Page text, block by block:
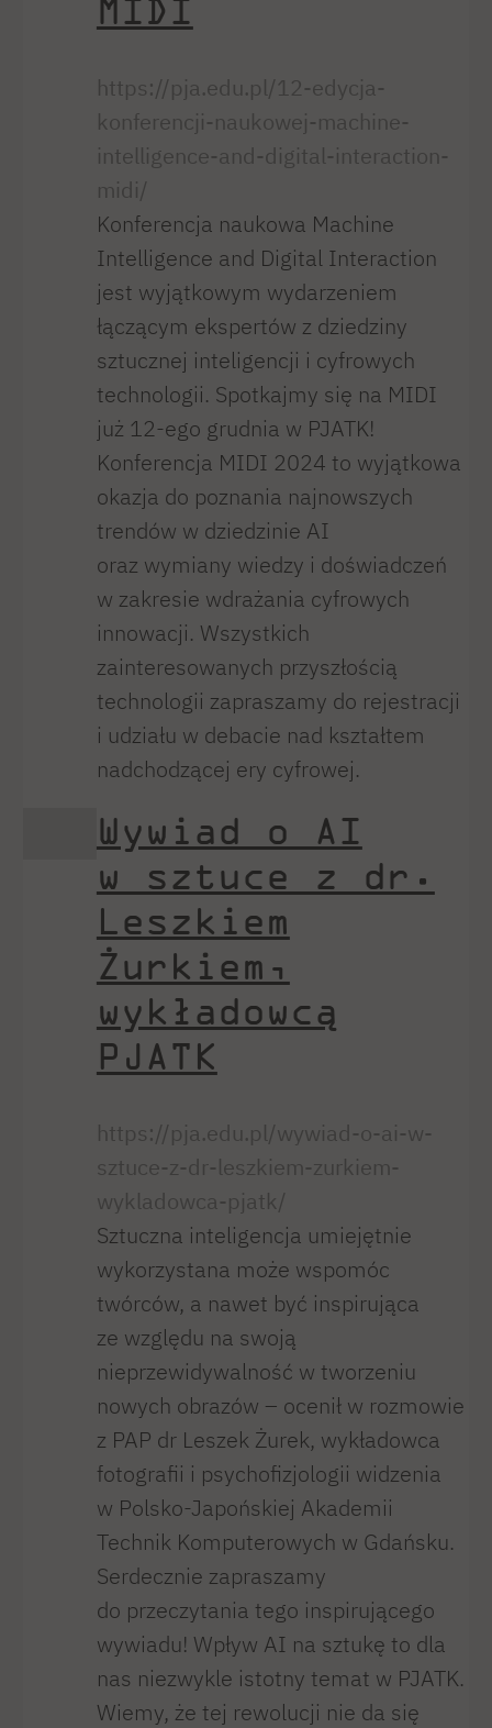
MIDI
https://pja.edu.pl/12-edycja-
konferencji-naukowej-machine-
intelligence-and-digital-interaction-
midi/
Konferencja naukowa Machine
Intelligence and Digital Interaction
jest wyjątkowym wydarzeniem
łączącym ekspertów z dziedziny
sztucznej inteligencji i cyfrowych
technologii. Spotkajmy się na MIDI
już 12-ego grudnia w PJATK!
Konferencja MIDI 2024 to wyjątkowa
okazja do poznania najnowszych
trendów w dziedzinie AI
oraz wymiany wiedzy i doświadczeń
w zakresie wdrażania cyfrowych
innowacji. Wszystkich
zainteresowanych przyszłością
technologii zapraszamy do rejestracji
i udziału w debacie nad kształtem
nadchodzącej ery cyfrowej.
Wywiad o AI
w sztuce z dr.
Leszkiem
Żurkiem,
wykładowcą
PJATK
https://pja.edu.pl/wywiad-o-ai-w-
sztuce-z-dr-leszkiem-zurkiem-
wykladowca-pjatk/
Sztuczna inteligencja umiejętnie
wykorzystana może wspomóc
twórców, a nawet być inspirująca
ze względu na swoją
nieprzewidywalność w tworzeniu
nowych obrazów – ocenił w rozmowie
z PAP dr Leszek Żurek, wykładowca
fotografii i psychofizjologii widzenia
w Polsko-Japońskiej Akademii
Technik Komputerowych w Gdańsku.
Serdecznie zapraszamy
do przeczytania tego inspirującego
wywiadu! Wpływ AI na sztukę to dla
nas niezwykle istotny temat w PJATK.
Wiemy, że tej rewolucji nie da się